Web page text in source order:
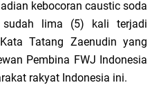
kebocoran caustic soda
lima (5) kali terjadi
Tatang Zaenudin yang
Pembina FWJ Indonesia
rakyat Indonesia ini.